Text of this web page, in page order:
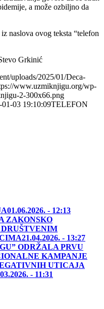
a može ozbiljno da
naslova ovog teksta “telefon
Grkinić
uploads/2025/01/Deca-
www.uzmiknjigu.org/wp-
2-300x66.png
01-03 19:10:09TELEFON
01.06.2026. - 12:13
ZAKONSKO
21.04.2026. - 13:27
ODRŽALA PRVU
KAMPANJE
UTICAJA
- 11:31